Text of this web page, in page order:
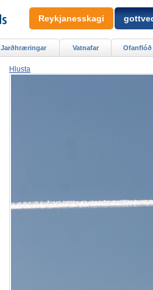
Hlusta
Jarðhræringar Vatnafar Ofanflóð
Reykjanesskagi